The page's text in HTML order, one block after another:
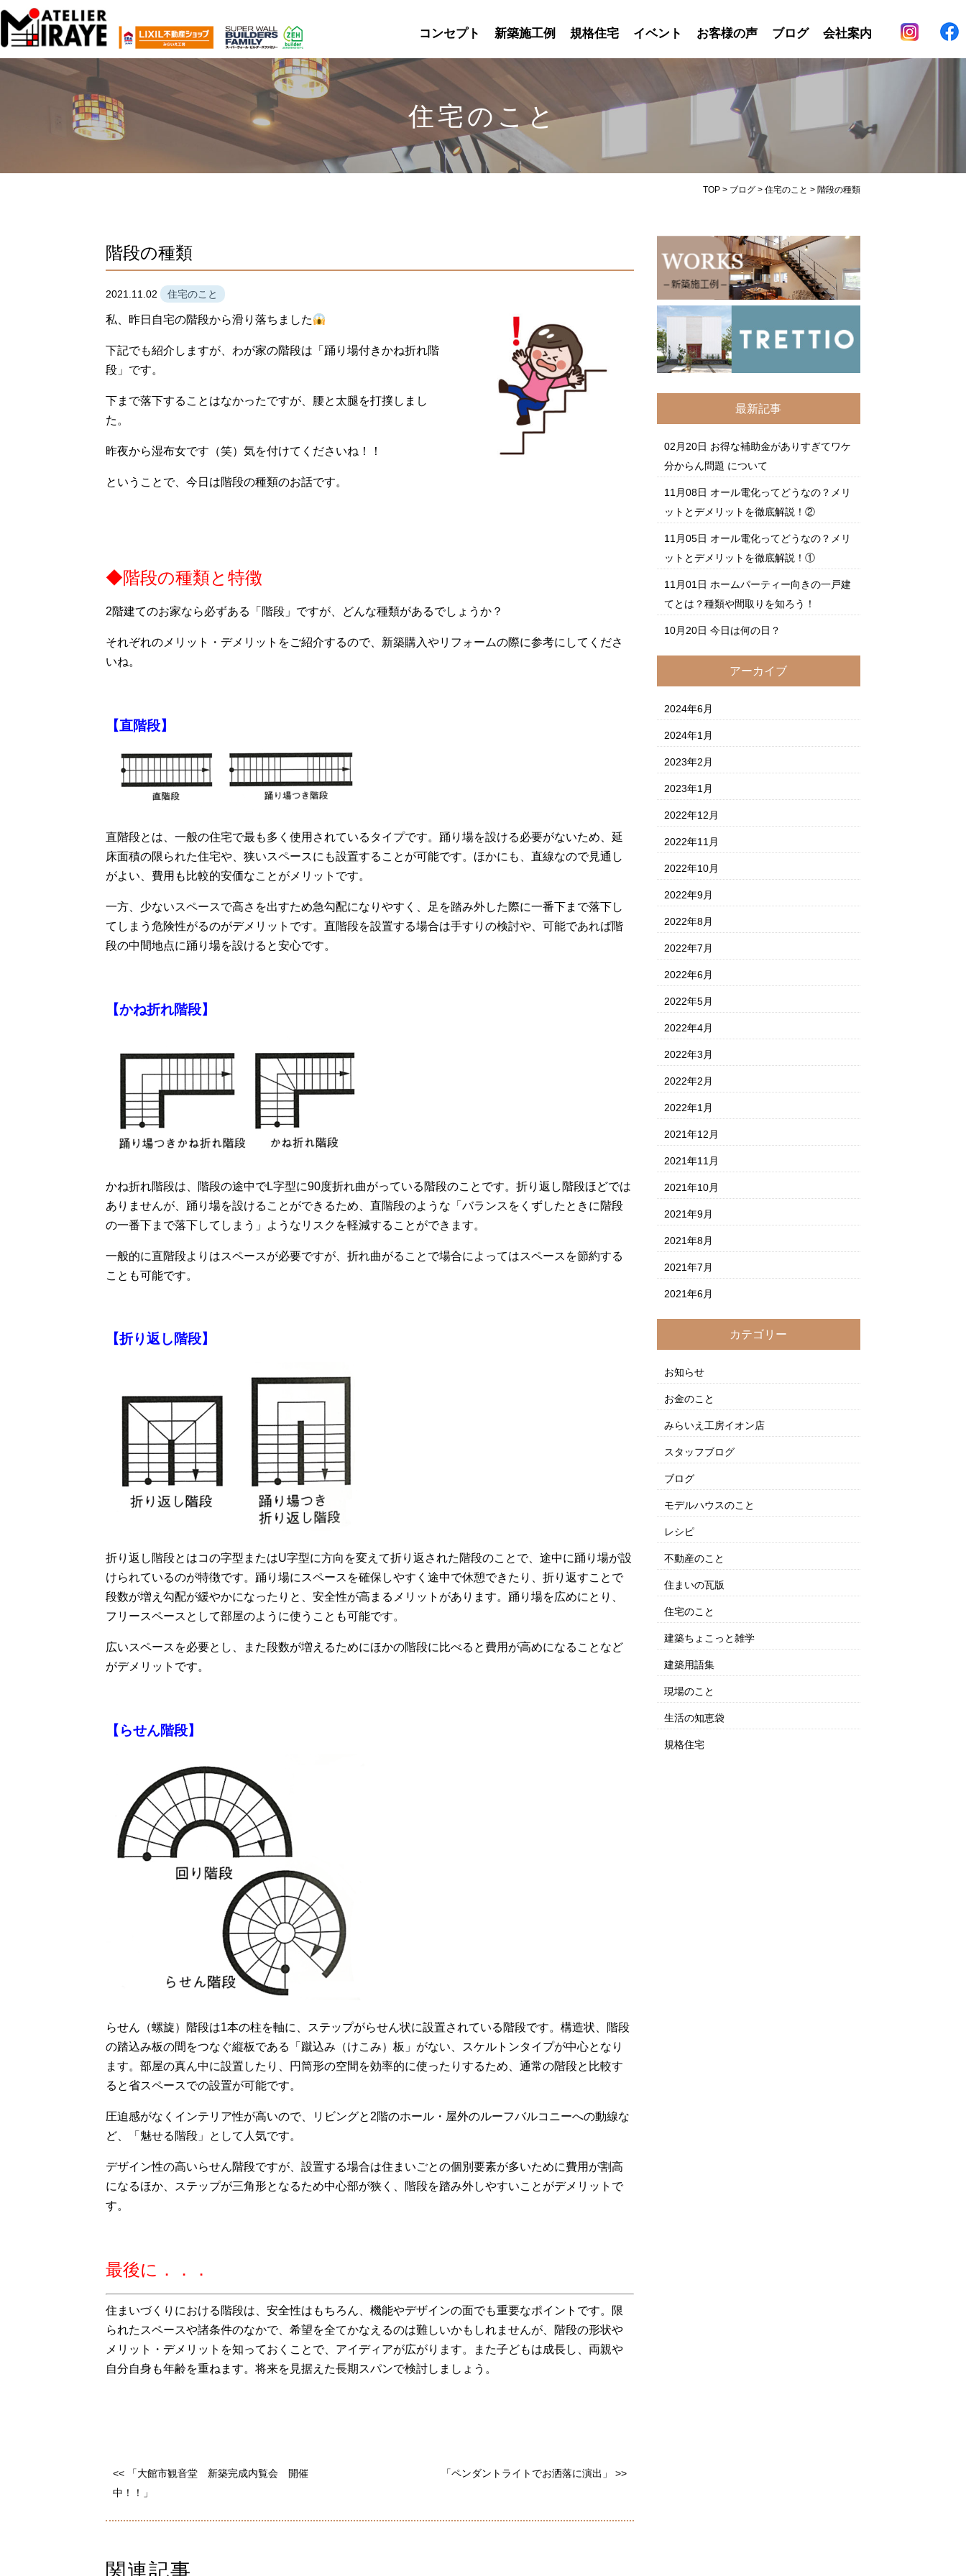
コンセプト 新築施工例 規格住宅 イベント お客様の声 ブログ 会社案内
住宅のこと
TOP > ブログ > 住宅のこと > 階段の種類
階段の種類
2021.11.02 住宅のこと
私、昨日自宅の階段から滑り落ちました
下記でも紹介しますが、わが家の階段は「踊り場付きかね折れ階
段」です。
下まで落下することはなかったですが、腰と太腿を打撲しまし
た。
昨夜から湿布女です（笑）気を付けてくださいね！！
ということで、今日は階段の種類のお話です。
◆階段の種類と特徴
2階建てのお家なら必ずある「階段」ですが、どんな種類があるでしょうか？
それぞれのメリット・デメリットをご紹介するので、新築購入やリフォームの際に参考にしてくださ
いね。
【直階段】
直階段とは、一般の住宅で最も多く使用されているタイプです。踊り場を設ける必要がないため、延
床面積の限られた住宅や、狭いスペースにも設置することが可能です。ほかにも、直線なので見通し
がよい、費用も比較的安価なことがメリットです。
一方、少ないスペースで高さを出すため急勾配になりやすく、足を踏み外した際に一番下まで落下し
てしまう危険性がるのがデメリットです。直階段を設置する場合は手すりの検討や、可能であれば階
段の中間地点に踊り場を設けると安心です。
【かね折れ階段】
かね折れ階段は、階段の途中でL字型に90度折れ曲がっている階段のことです。折り返し階段ほどでは
ありませんが、踊り場を設けることができるため、直階段のような「バランスをくずしたときに階段
の一番下まで落下してしまう」ようなリスクを軽減することができます。
一般的に直階段よりはスペースが必要ですが、折れ曲がることで場合によってはスペースを節約する
ことも可能です。
【折り返し階段】
折り返し階段とはコの字型またはU字型に方向を変えて折り返された階段のことで、途中に踊り場が設
けられているのが特徴です。踊り場にスペースを確保しやすく途中で休憩できたり、折り返すことで
段数が増え勾配が緩やかになったりと、安全性が高まるメリットがあります。踊り場を広めにとり、
フリースペースとして部屋のように使うことも可能です。
広いスペースを必要とし、また段数が増えるためにほかの階段に比べると費用が高めになることなど
がデメリットです。
【らせん階段】
らせん（螺旋）階段は1本の柱を軸に、ステップがらせん状に設置されている階段です。構造状、階段
の踏込み板の間をつなぐ縦板である「蹴込み（けこみ）板」がない、スケルトンタイプが中心となり
ます。部屋の真ん中に設置したり、円筒形の空間を効率的に使ったりするため、通常の階段と比較す
ると省スペースでの設置が可能です。
圧迫感がなくインテリア性が高いので、リビングと2階のホール・屋外のルーフバルコニーへの動線な
ど、「魅せる階段」として人気です。
デザイン性の高いらせん階段ですが、設置する場合は住まいごとの個別要素が多いために費用が割高
になるほか、ステップが三角形となるため中心部が狭く、階段を踏み外しやすいことがデメリットで
す。
最後に．．．
住まいづくりにおける階段は、安全性はもちろん、機能やデザインの面でも重要なポイントです。限
られたスペースや諸条件のなかで、希望を全てかなえるのは難しいかもしれませんが、階段の形状や
メリット・デメリットを知っておくことで、アイディアが広がります。また子どもは成長し、両親や
自分自身も年齢を重ねます。将来を見据えた長期スパンで検討しましょう。
<< 「大館市観音堂 新築完成内覧会 開催
中！！」
「ペンダントライトでお洒落に演出」 >>
関連記事
最新記事
02月20日 お得な補助金がありすぎてワケ
分からん問題 について
11月08日 オール電化ってどうなの？メリ
ットとデメリットを徹底解説！②
11月05日 オール電化ってどうなの？メリ
ットとデメリットを徹底解説！①
11月01日 ホームパーティー向きの一戸建
てとは？種類や間取りを知ろう！
10月20日 今日は何の日？
アーカイブ
2024年6月
2024年1月
2023年2月
2023年1月
2022年12月
2022年11月
2022年10月
2022年9月
2022年8月
2022年7月
2022年6月
2022年5月
2022年4月
2022年3月
2022年2月
2022年1月
2021年12月
2021年11月
2021年10月
2021年9月
2021年8月
2021年7月
2021年6月
カテゴリー
お知らせ
お金のこと
みらいえ工房イオン店
スタッフブログ
ブログ
モデルハウスのこと
レシピ
不動産のこと
住まいの瓦版
住宅のこと
建築ちょこっと雑学
建築用語集
現場のこと
生活の知恵袋
規格住宅